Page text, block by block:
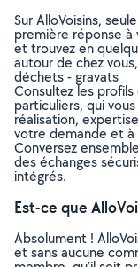
Sur AlloVoisins,
première réponse
et trouvez en
autour de chez
déchets - gravats
Consultez les
particuliers, qui
réalisation,
votre demande et
Conversez
des échanges
intégrés.
Est-ce que
Absolument !
et sans aucune